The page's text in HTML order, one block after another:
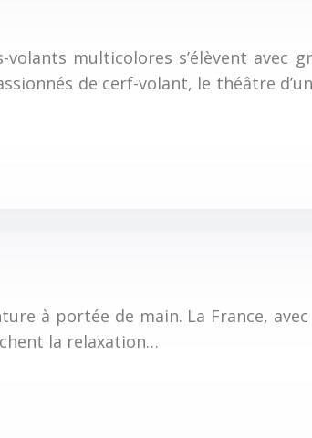
multicolores s’élèvent avec
de cerf-volant, le théâtre
à portée de main. La France,
la relaxation…